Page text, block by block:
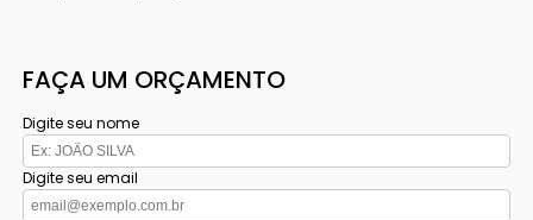
FAÇA UM ORÇAMENTO
Digite seu nome
Digite seu email